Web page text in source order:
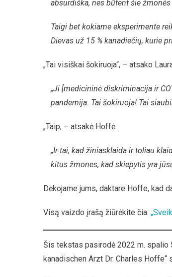
absurdiška, nes būtent šie žmonės
Taigi bet kokiame eksperimente
Dievas už 15 % kanadiečių, kurie
„Tai visiškai šokiruoja“, – atsako
„Ji [medicininė diskriminacija ir
pandemija. Tai šokiruoja! Tai
„Taip, – atsakė Hoffė.
„Ir tai, kad žiniasklaida ir toliau
kitus žmones, kad skiepytis yra
Dėkojame jums, daktare Hoffe, kad
Visą vaizdo įrašą žiūrėkite čia:
Šis tekstas pasirodė 2022 m. spalio
kanadischen Arzt Dr. Charles Hoffe“